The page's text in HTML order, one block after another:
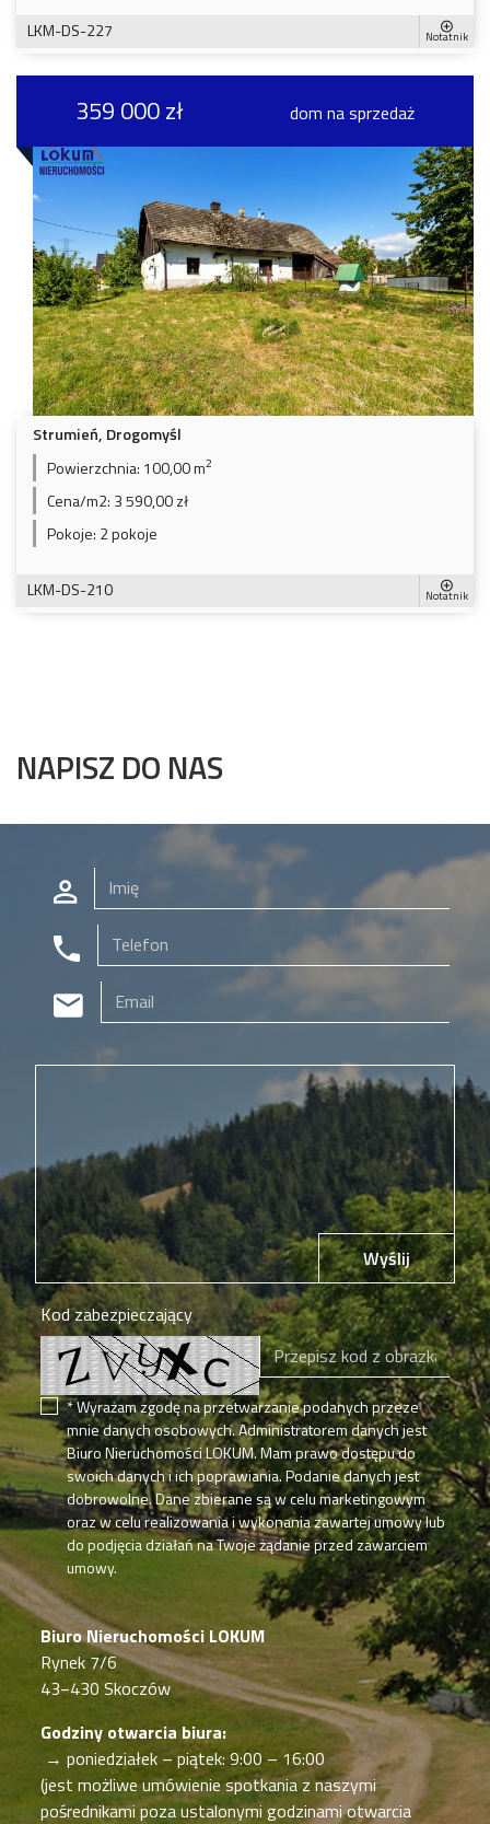
LKM-DS-227 Notatnik
359 000 zł dom na sprzedaż
Strumień, Drogomyśl
Powierzchnia: 100,00 m2
Cena/m2: 3 590,00 zł
Pokoje: 2 pokoje
LKM-DS-210 Notatnik
NAPISZ DO NAS
Biuro Nieruchomości LOKUM
Rynek 7/6
43−430 Skoczów
Godziny otwarcia biura:
→ poniedziałek – piątek: 9:00 – 16:00
(jest możliwe umówienie spotkania z naszymi
pośrednikami poza ustalonymi godzinami otwarcia
Wyślij
Kod zabezpieczający
* Wyrażam zgodę na przetwarzanie podanych przeze
mnie danych osobowych. Administratorem danych jest
Biuro Nieruchomości LOKUM. Mam prawo dostępu do
swoich danych i ich poprawiania. Podanie danych jest
dobrowolne. Dane zbierane są w celu marketingowym
oraz w celu realizowania i wykonania zawartej umowy lub
do podjęcia działań na Twoje żądanie przed zawarciem
umowy.